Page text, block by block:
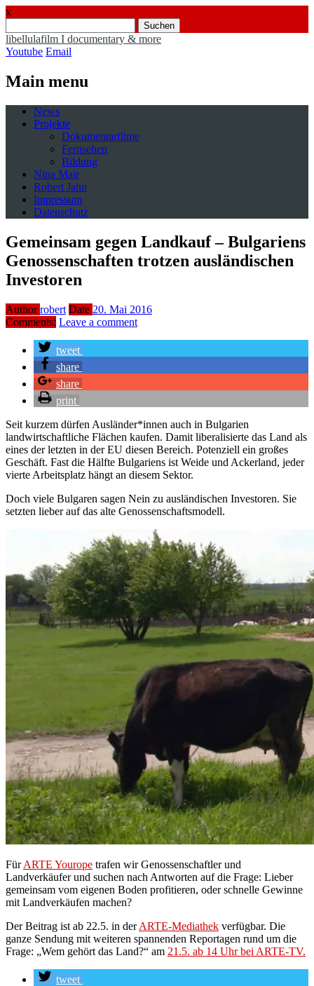
x
nach:
libellulafilm I documentary & more
Youtube Email
Main menu
Skip
News
Projekte
Dokumentarfilme
Fernsehen
Bildung
Nina Mair
Robert Jahn
Impressum
Datenschutz
Gemeinsam gegen Landkauf – Bulgariens
Genossenschaften trotzen ausländischen
Investoren
Authorrobert Date 20. Mai 2016
Comments: Leave a comment
tweet
share
share
print
Seit kurzem dürfen Ausländer*innen auch in Bulgarien
landwirtschaftliche Flächen kaufen. Damit liberalisierte das Land als
eines der letzten in der EU diesen Bereich. Potenziell ein großes
Geschäft. Fast die Hälfte Bulgariens ist Weide und Ackerland, jeder
vierte Arbeitsplatz hängt an diesem Sektor.
Doch viele Bulgaren sagen Nein zu ausländischen Investoren. Sie
setzten lieber auf das alte Genossenschaftsmodell.
FürARTE Yourope trafen wir Genossenschaftler und
Landverkäufer und suchen nach Antworten auf die Frage: Lieber
gemeinsam vom eigenen Boden profitieren, oder schnelle Gewinne
mit Landverkäufen machen?
Der Beitrag ist ab 22.5. in derARTE-Mediathek verfügbar. Die
ganze Sendung mit weiteren spannenden Reportagen rund um die
Frage: „Wem gehört das Land?“ am 21.5. ab 14 Uhr bei ARTE-TV.
tweet